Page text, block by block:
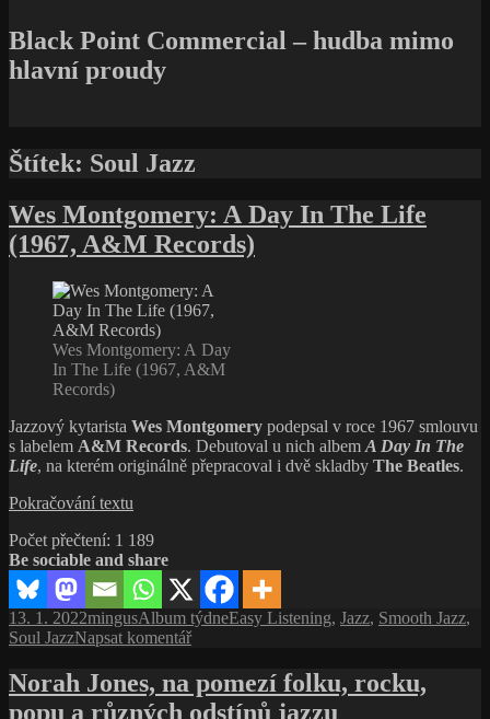
Black Point Commercial – hudba mimo
hlavní proudy
Štítek: Soul Jazz
Wes Montgomery: A Day In The Life
(1967, A&M Records)
Wes Montgomery: A Day
In The Life (1967, A&M
Records)
Jazzový kytarista Wes Montgomery podepsal v roce 1967 smlouvu
s labelem A&M Records. Debutoval u nich albem A Day In The
Life, na kterém originálně přepracoval i dvě skladby The Beatles.
Pokračování textu
A Day
In
The
Life
(1967,
A&M
Počet přečtení: 1 189
Be sociable and share
Publikováno:
13. 1. 2022Autor:
mingusRubriky:
Album týdneŠtítky:
Easy Listening, Jazz, Smooth Jazz,
Soul JazzNapsat komentářpro
s
názvem
Wes
Norah Jones, na pomezí folku, rocku,
popu a různých odstínů jazzu